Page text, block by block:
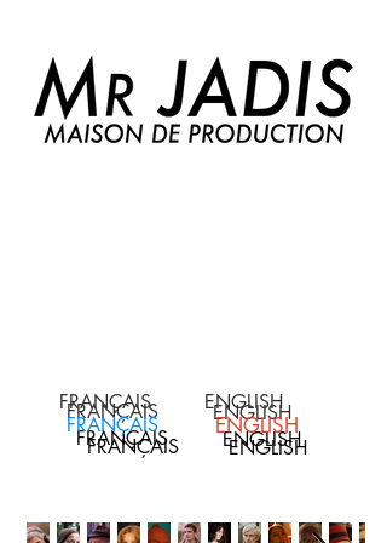
FRANÇAIS ENGLISH
FRANÇAIS
FRANÇAIS
FRANÇAIS
ENGLISH
ENGLISH
ENGLISH
FRANÇAIS ENGLISH